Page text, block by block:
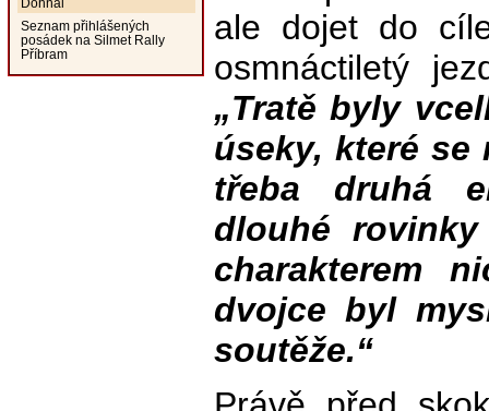
Dohnal
Seznam přihlášených
posádek na Silmet Rally
Příbram
ale dojet do
osmnáctiletý
„Tratě byly
úseky, které se
třeba druhá
dlouhé
charakterem
dvojce byl
soutěže.“